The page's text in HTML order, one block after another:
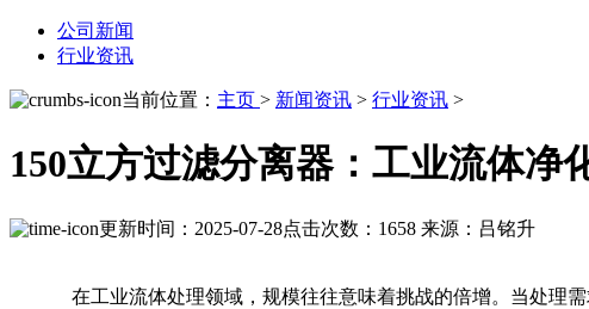
公司新闻
行业资讯
当前位置： 主页 > 新闻资讯 > 行业资讯 >
150立方过滤分离器：工业流体净
更新时间：2025-07-28点击次数：1658 来源：吕铭升
在工业流体处理领域，规模往往意味着挑战的倍增。当处理